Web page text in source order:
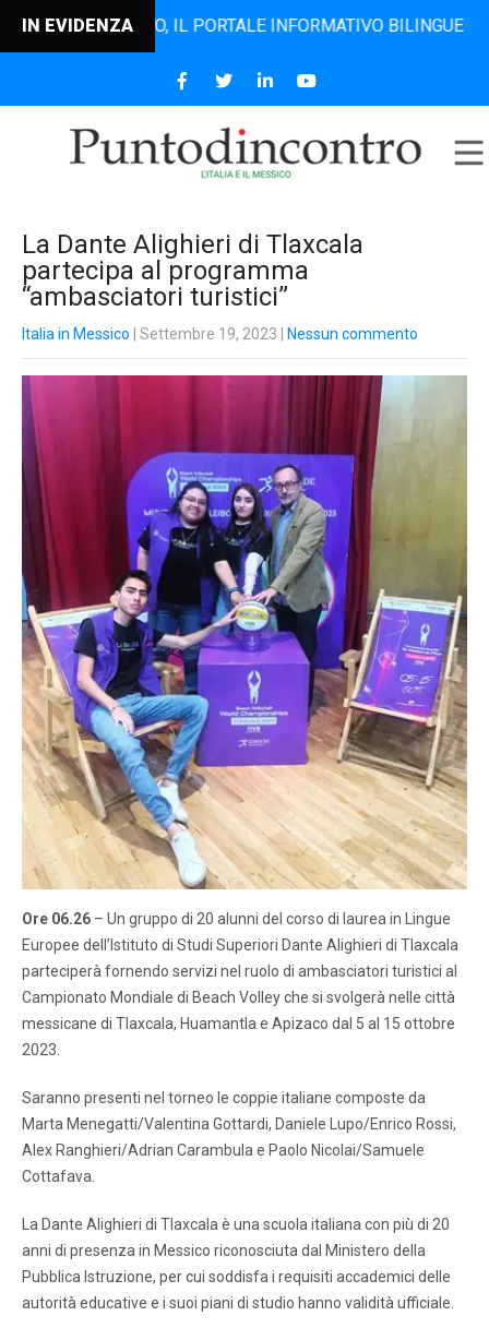
IN EVIDENZAIL PORTALE INFORMATIVO BILINGUE CHE
La Dante Alighieri di Tlaxcala
partecipa al programma
“ambasciatori turistici”
Italia in Messico | Settembre 19, 2023 Nessun commento
Ore 06.26 – Un gruppo di 20 alunni del corso di laurea in Lingue
Europee dell’Istituto di Studi Superiori Dante Alighieri di Tlaxcala
parteciperà fornendo servizi nel ruolo di ambasciatori turistici al
Campionato Mondiale di Beach Volley che si svolgerà nelle città
messicane di Tlaxcala, Huamantla e Apizaco dal 5 al 15 ottobre
2023.
Saranno presenti nel torneo le coppie italiane composte da
Marta Menegatti/Valentina Gottardi, Daniele Lupo/Enrico Rossi,
Alex Ranghieri/Adrian Carambula e Paolo Nicolai/Samuele
Cottafava.
La Dante Alighieri di Tlaxcala è una scuola italiana con più di 20
anni di presenza in Messico riconosciuta dal Ministero della
Pubblica Istruzione, per cui soddisfa i requisiti accademici delle
autorità educative e i suoi piani di studio hanno validità ufficiale.